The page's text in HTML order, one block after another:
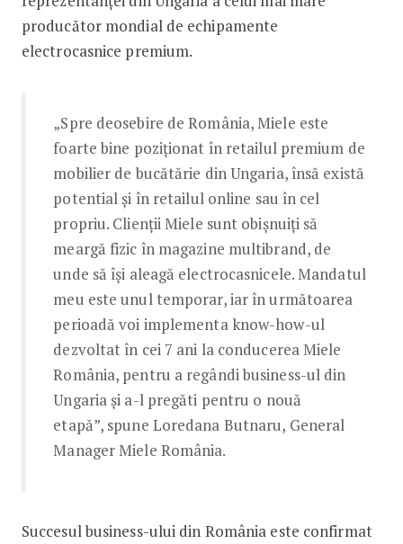
producător mondial de echipamente
electrocasnice premium.
„Spre deosebire de România, Miele este
foarte bine poziționat în retailul premium de
mobilier de bucătărie din Ungaria, însă există
potential și în retailul online sau în cel
propriu. Clienții Miele sunt obișnuiți să
meargă fizic în magazine multibrand, de
unde să își aleagă electrocasnicele. Mandatul
meu este unul temporar, iar în următoarea
perioadă voi implementa know-how-ul
dezvoltat în cei 7 ani la conducerea Miele
România, pentru a regândi business-ul din
Ungaria și a-l pregăti pentru o nouă
etapă”, spune Loredana Butnaru, General
Manager Miele România.
Succesul business-ului din România este confirmat